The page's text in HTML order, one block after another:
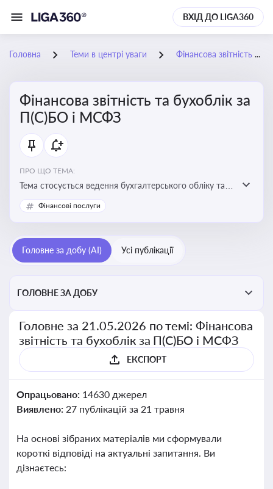
ВХІД ДО LIGA360
Головна Теми в центрі уваги Фінансова звітність та бухоблік за П(С)БО і МСФЗ
Фінансова звітність та бухоблік за
П(С)БО і МСФЗ
ПРО ЩО ТЕМА:
Тема стосується ведення бухгалтерського обліку та
складання фінансової звітності відповідно до
національних і міжнародних стандартів
Фінансові послуги
Головне за добу (AI) Усі публікації
ГОЛОВНЕ ЗА ДОБУ
Головне за 21.05.2026 по темі: Фінансова
звітність та бухоблік за П(С)БО і МСФЗ
ЕКСПОРТ
Опрацьовано: 14630 джерел
Виявлено: 27 публікацій за 21 травня
На основі зібраних матеріалів ми сформували
короткі відповіді на актуальні запитання. Ви
дізнаєтесь: